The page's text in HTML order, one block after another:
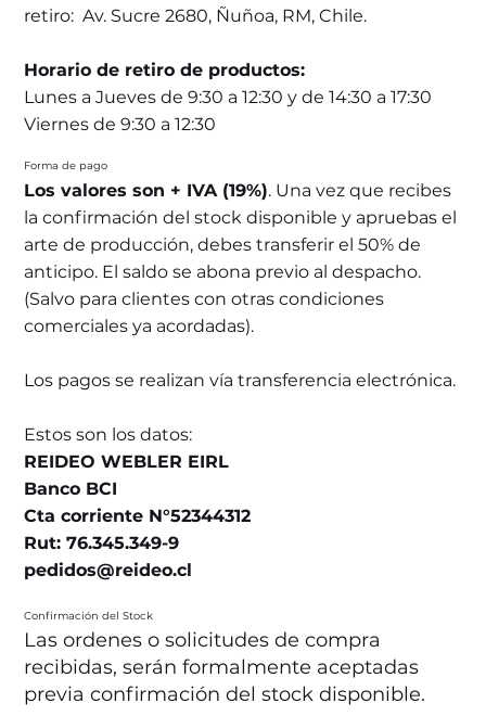
retiro: Av. Sucre 2680, Ñuñoa, RM, Chile.
Horario de retiro de productos:
Lunes a Jueves de 9:30 a 12:30 y de 14:30 a 17:30
Viernes de 9:30 a 12:30
Forma de pago
Los valores son + IVA (19%). Una vez que recibes
la confirmación del stock disponible y apruebas el
arte de producción, debes transferir el 50% de
anticipo. El saldo se abona previo al despacho.
(Salvo para clientes con otras condiciones
comerciales ya acordadas).
Los pagos se realizan vía transferencia electrónica.
Estos son los datos:
REIDEO WEBLER EIRL
Banco BCI
Cta corriente N°52344312
Rut: 76.345.349-9
pedidos@reideo.cl
Confirmación del Stock
Las ordenes o solicitudes de compra
recibidas, serán formalmente aceptadas
previa confirmación del stock disponible.